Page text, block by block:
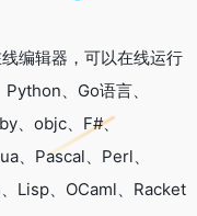
编辑器，可以在线运行
、Go语言、
、objc、F#、
、Pascal、Perl、
Lisp、OCaml、Racket